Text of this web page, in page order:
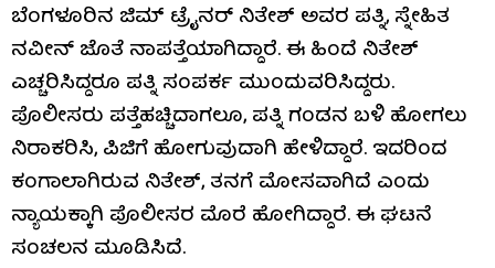
ಬೆಂಗಳೂರಿನ ಜಿಮ್ ಟ್ರೈನರ್ ನಿತೇಶ್ ಅವರ ಪತ್ನಿ, ಸ್ನೇಹಿತ
ನವೀನ್ ಜೊತೆ ನಾಪತ್ತೆಯಾಗಿದ್ದಾರೆ. ಈ ಹಿಂದೆ ನಿತೇಶ್
ಎಚ್ಚರಿಸಿದ್ದರೂ ಪತ್ನಿ ಸಂಪರ್ಕ ಮುಂದುವರಿಸಿದ್ದರು.
ಪೊಲೀಸರು ಪತ್ತೆಹಚ್ಚಿದಾಗಲೂ, ಪತ್ನಿ ಗಂಡನ ಬಳಿ ಹೋಗಲು
ನಿರಾಕರಿಸಿ, ಪಿಜಿಗೆ ಹೋಗುವುದಾಗಿ ಹೇಳಿದ್ದಾರೆ. ಇದರಿಂದ
ಕಂಗಾಲಾಗಿರುವ ನಿತೇಶ್, ತನಗೆ ಮೋಸವಾಗಿದೆ ಎಂದು
ನ್ಯಾಯಕ್ಕಾಗಿ ಪೊಲೀಸರ ಮೊರೆ ಹೋಗಿದ್ದಾರೆ. ಈ ಘಟನೆ
ಸಂಚಲನ ಮೂಡಿಸಿದೆ.